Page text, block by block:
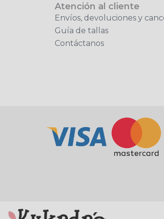
Atención al cliente
Envíos, devoluciones y
Guía de tallas
Contáctanos